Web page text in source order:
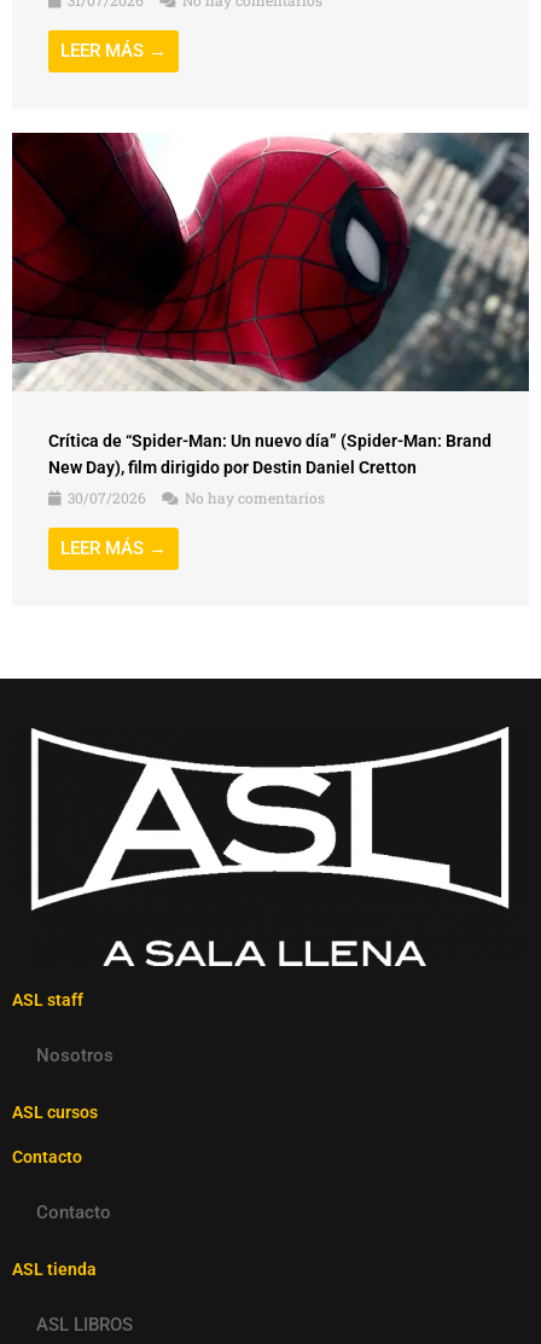
LEER MÁS →
Crítica de “Spider-Man: Un nuevo día” (Spider-Man: Brand
New Day), film dirigido por Destin Daniel Cretton
30/07/2026
No hay comentarios
LEER MÁS →
ASL staff
Nosotros
ASL cursos
Contacto
Contacto
ASL tienda
ASL LIBROS